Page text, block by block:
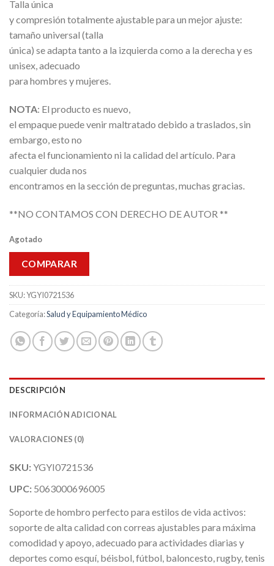
Talla única
y compresión totalmente ajustable para un mejor ajuste:
tamaño universal (talla
única) se adapta tanto a la izquierda como a la derecha y es
unisex, adecuado
para hombres y mujeres.
NOTA: El producto es nuevo,
el empaque puede venir maltratado debido a traslados, sin
embargo, esto no
afecta el funcionamiento ni la calidad del artículo. Para
cualquier duda nos
encontramos en la sección de preguntas, muchas gracias.
**NO CONTAMOS CON DERECHO DE AUTOR **
Agotado
COMPARAR
SKU:YGYI0721536
Categoría:Salud y Equipamiento Médico
DESCRIPCIÓN
INFORMACIÓN ADICIONAL
VALORACIONES (0)
SKU:YGYI0721536
UPC: 5063000696005
Soporte de hombro perfecto para estilos de vida activos:
soporte de alta calidad con correas ajustables para máxima
comodidad y apoyo, adecuado para actividades diarias y
deportes como esquí, béisbol, fútbol, baloncesto, rugby, tenis